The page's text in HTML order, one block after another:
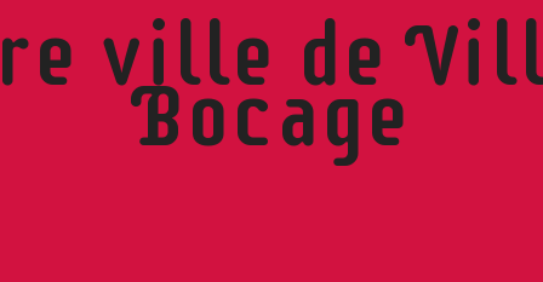
ville de
Bocage